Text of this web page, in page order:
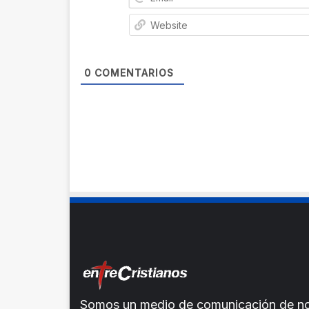
0 COMENTARIOS
Somos un medio de comunicación de